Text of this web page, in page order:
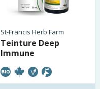
St-Francis Herb Farm
Teinture Deep
Immune